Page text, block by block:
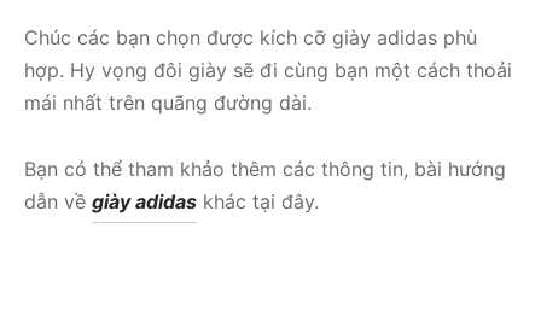
Chúc các bạn chọn được kích cỡ giày adidas phù
hợp. Hy vọng đôi giày sẽ đi cùng bạn một cách thoải
mái nhất trên quãng đường dài.
Bạn có thể tham khảo thêm các thông tin, bài hướng
dẫn về giày adidas khác tại đây.